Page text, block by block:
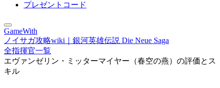
プレゼントコード
GameWith
ノイサガ攻略wiki｜銀河英雄伝説 Die Neue Saga
全指揮官一覧
エヴァンゼリン・ミッターマイヤー（春空の燕）の評価とス
キル